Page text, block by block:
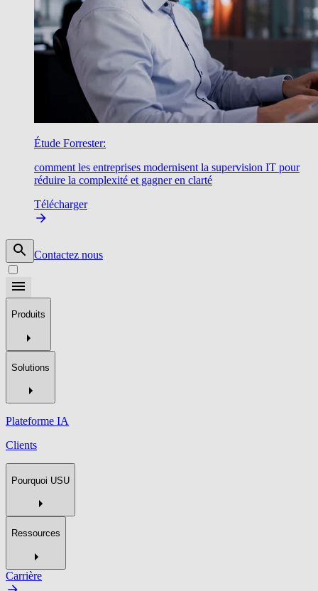
Étude Forrester:
comment les entreprises modernisent la supervision IT pour
réduire la complexité et gagner en clarté
Télécharger
Contactez nous
Produits
Solutions
Plateforme IA
Clients
Pourquoi USU
Ressources
Carrière